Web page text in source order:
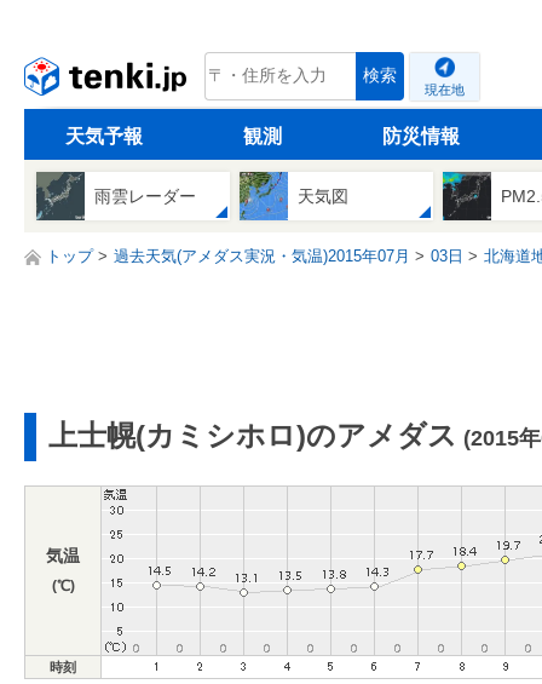
tenki.jp 検索
現在地
天気予報 観測 防災情報
雨雲レーダー 天気図
トップ 過去天気(アメダス実況・気温)2015年07月 03日 北海道
上士幌(カミシホロ)のアメダス (2015
気温
(℃)
時刻